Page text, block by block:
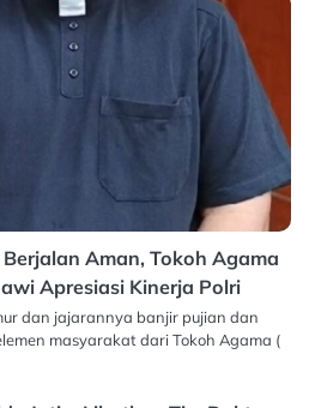
Aman, Tokoh Agama
Apresiasi Kinerja Polri
dan jajarannya banjir pujian dan
masyarakat dari Tokoh Agama (